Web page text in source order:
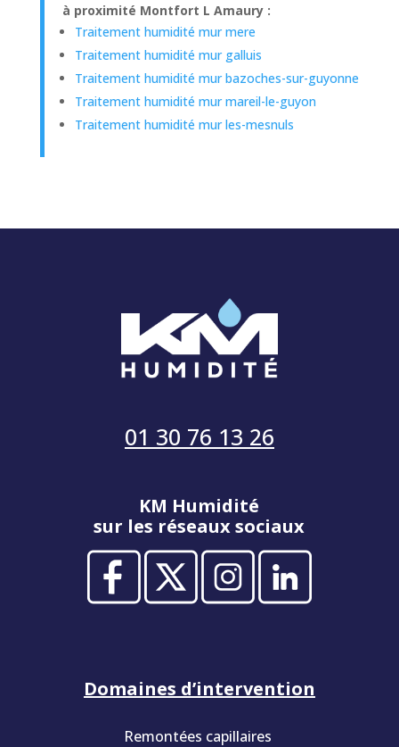
à proximité Montfort L Amaury :
Traitement humidité mur mere
Traitement humidité mur galluis
Traitement humidité mur bazoches-sur-guyonne
Traitement humidité mur mareil-le-guyon
Traitement humidité mur les-mesnuls
01 30 76 13 26
KM Humidité
sur les réseaux sociaux
Domaines d’intervention
Remontées capillaires